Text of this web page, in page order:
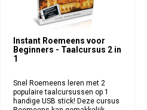
Instant Roemeens voor
Beginners - Taalcursus 2 in
1
Snel Roemeens leren met 2
populaire taalcursussen op 1
handige USB stick! Deze cursus